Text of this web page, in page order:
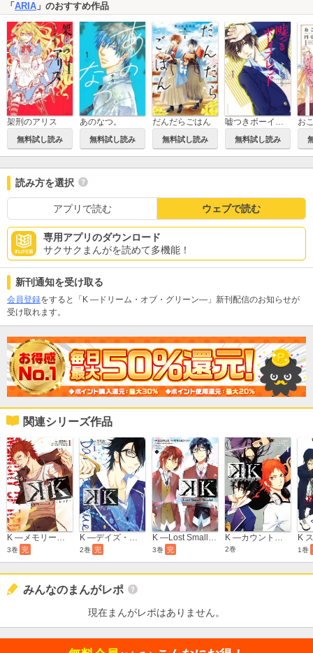
「 ARIA 」のおすすめ作品
架刑のアリス
無料試し読み
あのなつ。
無料試し読み
だんだらごはん
無料試し読み
嘘つきボーイフレンド
無料試し読み
読み方を選択
アプリで読む ウェブで読む
専用アプリのダウンロード
サクサクまんがを読めて多機能！
新刊通知を受け取る
会員登録をすると「K ―ドリーム・オブ・グリーン―」新刊配信のお知らせが
受け取れます。
関連シリーズ作品
3巻 完 2巻 完 3巻 完 2巻 1巻
みんなのまんがレポ
現在まんがレポはありません。